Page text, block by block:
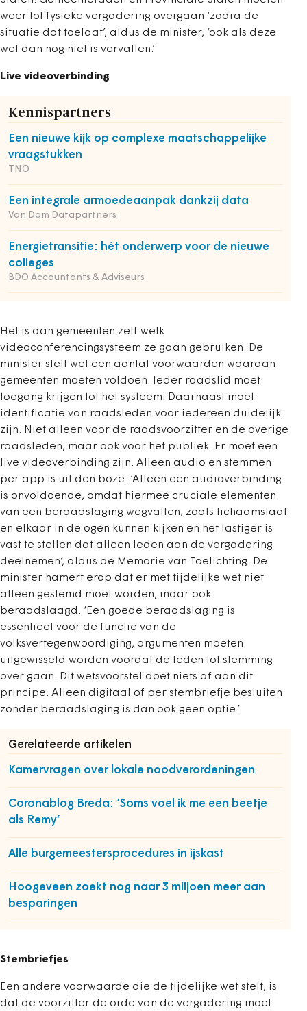
weer tot fysieke vergadering overgaan ‘zodra de
situatie dat toelaat’, aldus de minister, ‘ook als deze
wet dan nog niet is vervallen.’
Live videoverbinding
Kennispartners
Een nieuwe kijk op complexe maatschappelijke
vraagstukken
TNO
Een integrale armoedeaanpak dankzij data
Van Dam Datapartners
Energietransitie: hét onderwerp voor de nieuwe
colleges
BDO Accountants & Adviseurs
Het is aan gemeenten zelf welk
videoconferencingsysteem ze gaan gebruiken. De
minister stelt wel een aantal voorwaarden waaraan
gemeenten moeten voldoen. Ieder raadslid moet
toegang krijgen tot het systeem. Daarnaast moet
identificatie van raadsleden voor iedereen duidelijk
zijn. Niet alleen voor de raadsvoorzitter en de overige
raadsleden, maar ook voor het publiek. Er moet een
live videoverbinding zijn. Alleen audio en stemmen
per app is uit den boze. ‘Alleen een audioverbinding
is onvoldoende, omdat hiermee cruciale elementen
van een beraadslaging wegvallen, zoals lichaamstaal
en elkaar in de ogen kunnen kijken en het lastiger is
vast te stellen dat alleen leden aan de vergadering
deelnemen’, aldus de Memorie van Toelichting. De
minister hamert erop dat er met tijdelijke wet niet
alleen gestemd moet worden, maar ook
beraadslaagd. ‘Een goede beraadslaging is
essentieel voor de functie van de
volksvertegenwoordiging, argumenten moeten
uitgewisseld worden voordat de leden tot stemming
over gaan. Dit wetsvoorstel doet niets af aan dit
principe. Alleen digitaal of per stembriefje besluiten
zonder beraadslaging is dan ook geen optie.’
Gerelateerde artikelen
Kamervragen over lokale noodverordeningen
Coronablog Breda: ‘Soms voel ik me een beetje
als Remy’
Alle burgemeestersprocedures in ijskast
Hoogeveen zoekt nog naar 3 miljoen meer aan
besparingen
Stembriefjes
Een andere voorwaarde die de tijdelijke wet stelt, is
dat de voorzitter de orde van de vergadering moet